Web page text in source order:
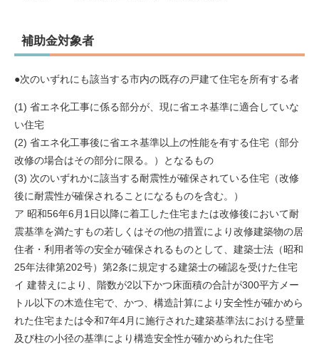
補助金対象者
●次のいずれにも該当する市内の既存の戸建て住宅を所有する者
(1) 省エネ化工事に係る部分が、現に省エネ基準に適合していな
い住宅
(2) 省エネ化工事後に省エネ基準以上の性能を有する住宅（部分
改修の場合はその部分に限る。）となるもの
(3) 次のいずれかに該当する耐震性が確保されている住宅（改修
後に耐震性が確保されることになるものを含む。）
ア 昭和56年6月1日以降に着工した住宅または改修後において耐
震基準を満たすもの若しくはその他の措置により改修建築物の居
住者・利用者等の安全が確保されるものとして、建築士法（昭和
25年法律第202号）第2条に規定する建築士の確認を受けた住宅
イ 建替えにより、階数が2以下かつ床面積の合計が300平方メー
トル以下の木造住宅で、かつ、構造計算により安全性が確かめら
れた住宅または令和7年4月に施行された建築基準法における壁量
及び柱の小径の基準により構造安全性が確かめられた住宅